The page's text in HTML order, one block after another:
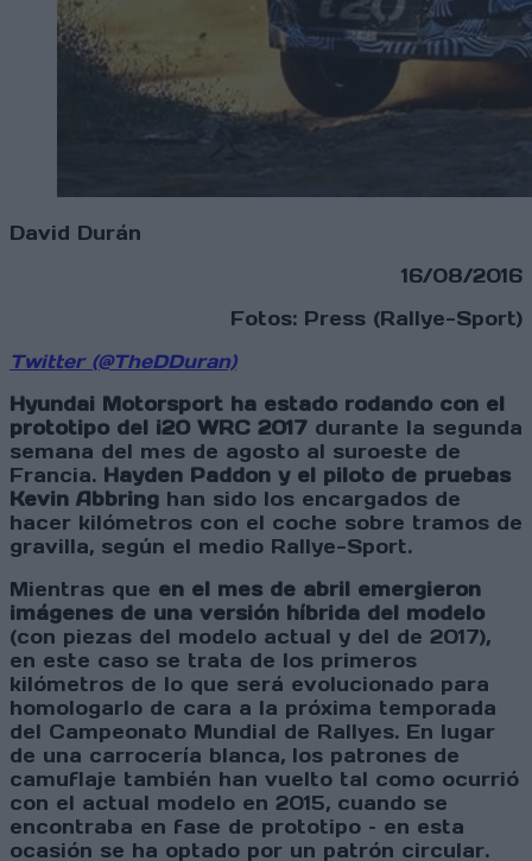
David Durán
16/08/2016
Fotos: Press (Rallye-Sport)
Twitter (@TheDDuran)
Hyundai Motorsport ha estado rodando con el
prototipo del i20 WRC 2017 durante la segunda
semana del mes de agosto al suroeste de
Francia. Hayden Paddon y el piloto de pruebas
Kevin Abbring han sido los encargados de
hacer kilómetros con el coche sobre tramos de
gravilla, según el medio Rallye-Sport.
Mientras que en el mes de abril emergieron
imágenes de una versión híbrida del modelo
(con piezas del modelo actual y del de 2017),
en este caso se trata de los primeros
kilómetros de lo que será evolucionado para
homologarlo de cara a la próxima temporada
del Campeonato Mundial de Rallyes. En lugar
de una carrocería blanca, los patrones de
camuflaje también han vuelto tal como ocurrió
con el actual modelo en 2015, cuando se
encontraba en fase de prototipo – en esta
ocasión se ha optado por un patrón circular.